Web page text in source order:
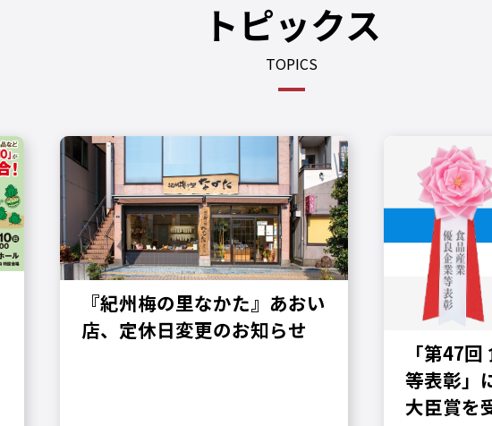
トピックス
TOPICS
『紀州梅の里なかた』あおい
店、定休日変更のお知らせ
「第47
等表彰」
大臣賞を